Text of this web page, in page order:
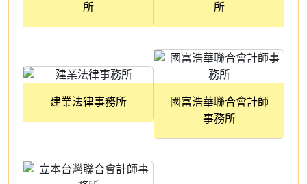
所
所
建業法律事務所
國富浩華聯合會計師
事務所